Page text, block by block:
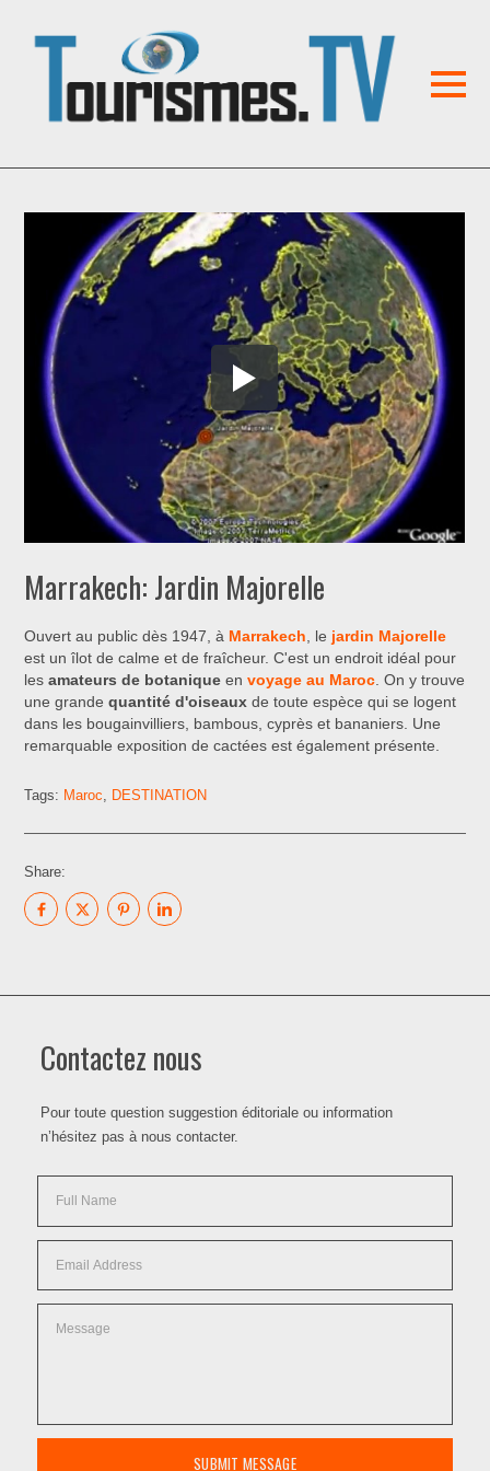
Marrakech: Jardin Majorelle
Ouvert au public dès 1947, à Marrakech, le jardin Majorelle
est un îlot de calme et de fraîcheur. C'est un endroit idéal pour
lesamateurs de botaniqueen voyage au Maroc. On y trouve
une grandequantité d'oiseaux de toute espèce qui se logent
dans les bougainvilliers, bambous, cyprès et bananiers. Une
remarquable exposition de cactées est également présente.
Tags: Maroc, DESTINATION
Share:
Contactez nous
Pour toute question suggestion éditoriale ou information
n’hésitez pas à nous contacter.
SUBMIT MESSAGE